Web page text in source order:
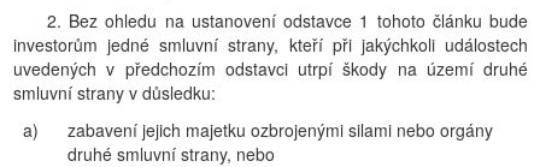
2. Bez ohledu na ustanovení odstavce 1 tohoto článku bude
investorům jedné smluvní strany, kteří při jakýchkoli událostech
uvedených v předchozím odstavci utrpí škody na území druhé
smluvní strany v důsledku:
a)
zabavení jejich majetku ozbrojenými silami nebo orgány
druhé smluvní strany, nebo